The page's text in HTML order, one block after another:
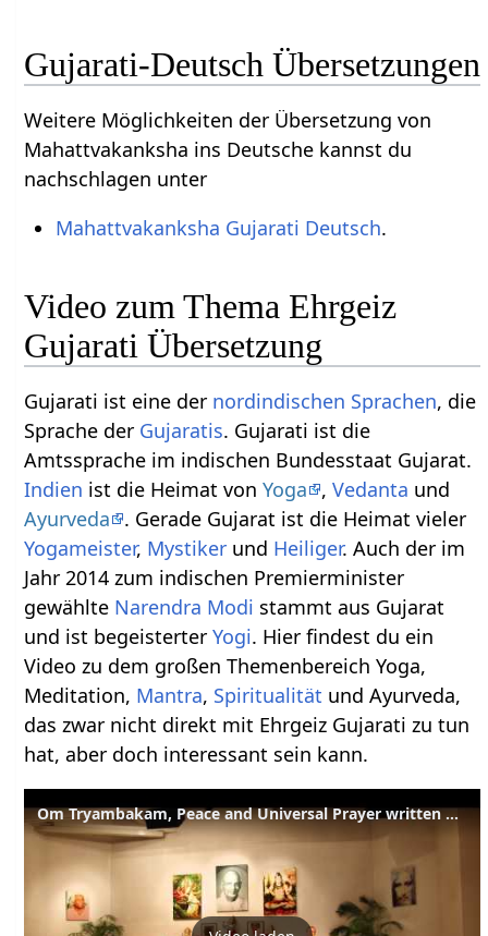
Gujarati-Deutsch Übersetzungen
Weitere Möglichkeiten der Übersetzung von
Mahattvakanksha ins Deutsche kannst du
nachschlagen unter
Mahattvakanksha Gujarati Deutsch.
Video zum Thema Ehrgeiz
Gujarati Übersetzung
Gujarati ist eine der nordindischen Sprachen, die
Sprache der Gujaratis. Gujarati ist die
Amtssprache im indischen Bundesstaat Gujarat.
Indien ist die Heimat vonYoga ,Vedanta und
Ayurveda
. Gerade Gujarat ist die Heimat vieler
Yogameister, Mystiker und Heiliger. Auch der im
Jahr 2014 zum indischen Premierminister
gewählte Narendra Modi stammt aus Gujarat
und ist begeisterterYogi. Hier findest du ein
Video zu dem großen Themenbereich Yoga,
Meditation, Mantra, Spiritualität und Ayurveda,
das zwar nicht direkt mit Ehrgeiz Gujarati zu tun
hat, aber doch interessant sein kann.
Om Tryambakam, Peace and Universal Prayer written by Swami Sivananda